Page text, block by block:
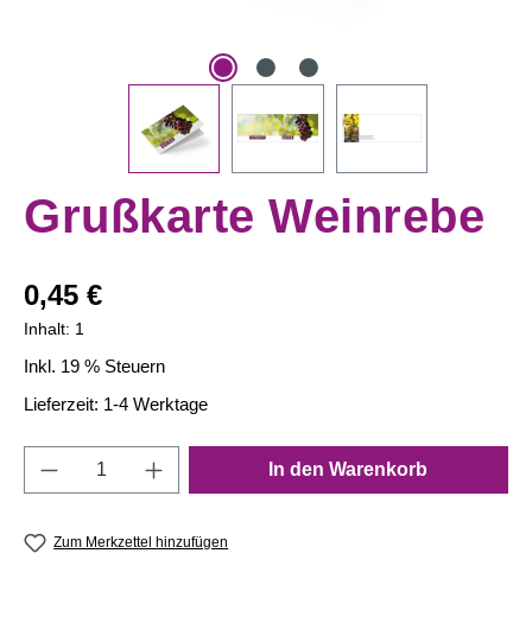
Grußkarte Weinrebe
Regulärer Preis:
0,45 €
Inhalt: 1
Inkl. 19 % Steuern
Lieferzeit: 1-4 Werktage
Produkt Anzahl: Gib den gewünschten
In den Warenkorb
Zum Merkzettel hinzufügen